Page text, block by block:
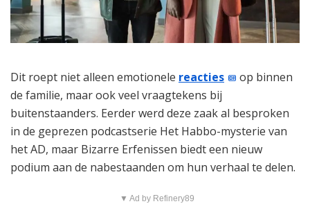
Dit roept niet alleen emotionele reacties
op binnen
de familie, maar ook veel vraagtekens bij
buitenstaanders. Eerder werd deze zaak al besproken
in de geprezen podcastserie Het Habbo-mysterie van
het AD, maar Bizarre Erfenissen biedt een nieuw
podium aan de nabestaanden om hun verhaal te delen.
▼ Ad by Refinery89